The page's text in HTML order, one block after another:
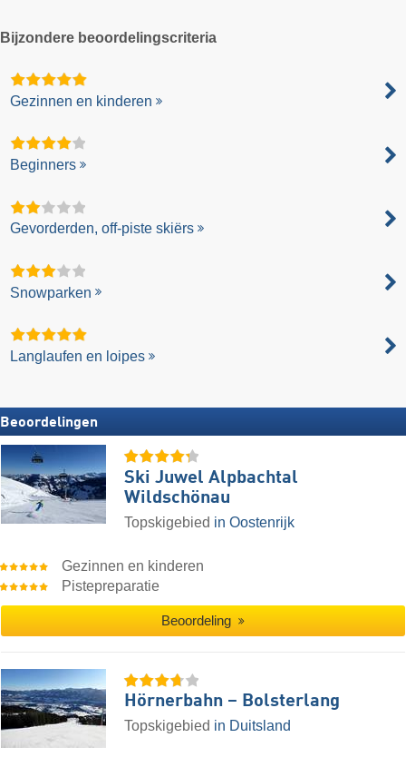
Bijzondere beoordelingscriteria
Gezinnen en kinderen
Beginners
Gevorderden, off-piste skiërs
Snowparken
Langlaufen en loipes
Beoordelingen
Ski Juwel Alpbachtal
Wildschönau
Topskigebied in Oostenrijk
Gezinnen en kinderen
Pistepreparatie
Beoordeling
Hörnerbahn – Bolsterlang
Topskigebied in Duitsland